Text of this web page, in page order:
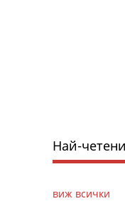
Най-
виж всички